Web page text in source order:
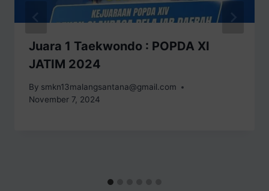
Juara 1 Taekwondo : POPDA XI
JATIM 2024
By smkn13malangsantana@gmail.com
November 7, 2024